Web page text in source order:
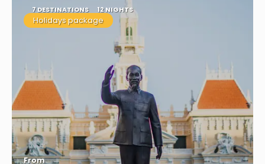
7 DESTINATIONS 12 NIGHTS
Holidays package
From